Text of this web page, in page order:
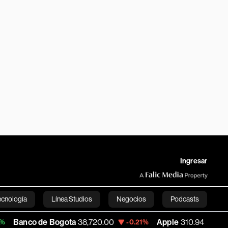
Ingresar
Línea Studios Negocios Podcasts
English
Bogota 38,720.00 -0.21% Apple 310.94 +0.55%